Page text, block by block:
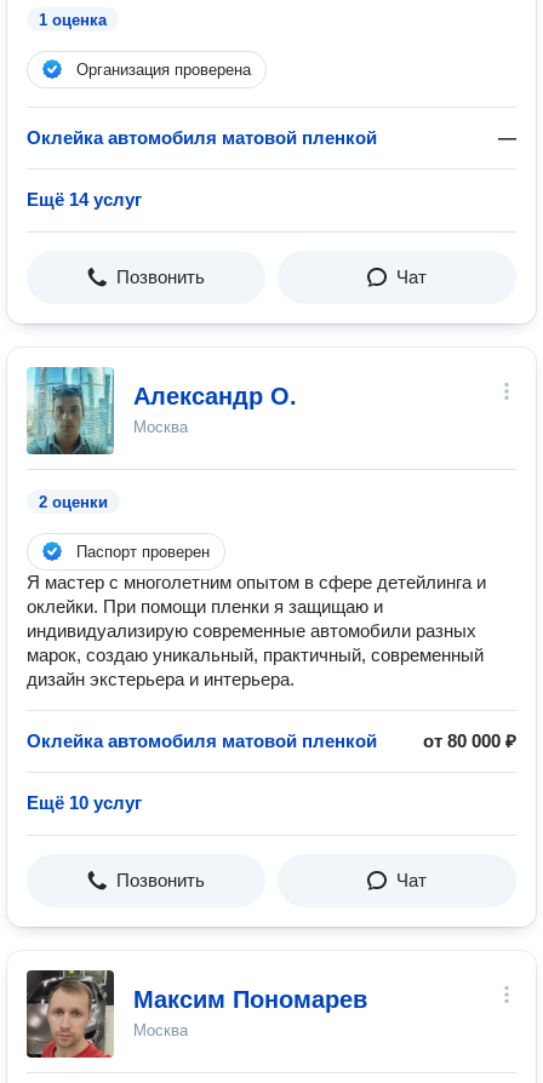
1 оценка
Организация проверена
Оклейка автомобиля матовой пленкой —
Ещё 14 услуг
Позвонить Чат
Александр О.
Москва
2 оценки
Паспорт проверен
Я мастер с многолетним опытом в сфере детейлинга и
оклейки. При помощи пленки я защищаю и
индивидуализирую современные автомобили разных
марок, создаю уникальный, практичный, современный
дизайн экстерьера и интерьера.
Оклейка автомобиля матовой пленкой от 80 000 ₽
Ещё 10 услуг
Позвонить Чат
Максим Пономарев
Москва